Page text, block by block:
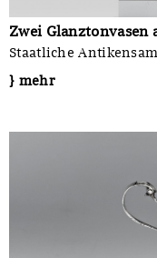
Zwei Glanztonvasen
Staatliche
} mehr